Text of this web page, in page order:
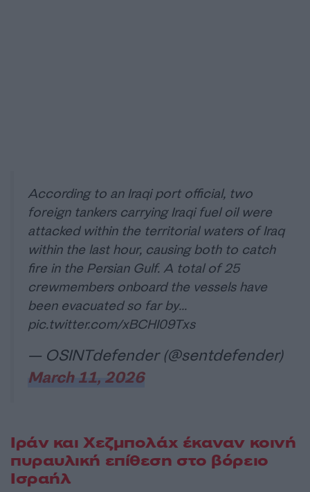
According to an Iraqi port official, two
foreign tankers carrying Iraqi fuel oil were
attacked within the territorial waters of Iraq
within the last hour, causing both to catch
fire in the Persian Gulf. A total of 25
crewmembers onboard the vessels have
been evacuated so far by…
pic.twitter.com/xBCHI09Txs
— OSINTdefender (@sentdefender)
March 11, 2026
Ιράν και Χεζμπολάχ έκαναν κοινή
πυραυλική επίθεση στο βόρειο
Ισραήλ